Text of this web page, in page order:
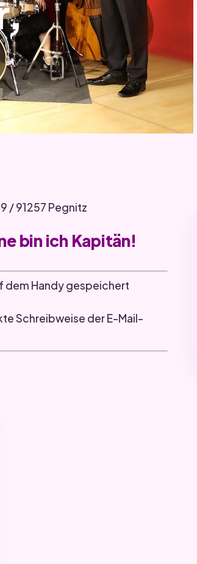
/ 91257 Pegnitz
bin ich Kapitän!
dem Handy gespeichert
Schreibweise der E-Mail-